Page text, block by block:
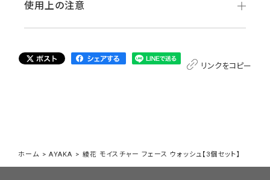
使用上の注意
リンクをコピー
ホーム >AYAKA > 綾花 モイスチャー フェース ウォッシュ【3個セット】